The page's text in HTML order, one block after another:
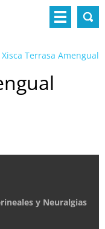
Xisca Terrasa Amengual
y Neuralgias